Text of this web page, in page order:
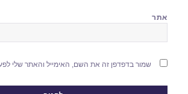
אתר
שמור בדפדפן זה את השם, האימייל והאתר שלי